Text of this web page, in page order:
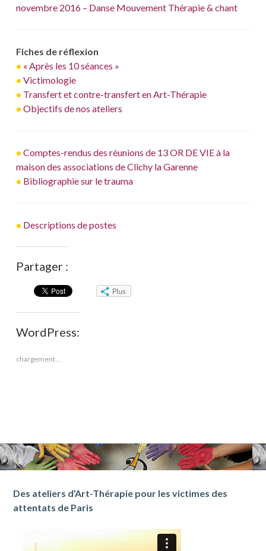
novembre 2016 – Danse Mouvement Thérapie & chant
Fiches de réflexion
• « Après les 10 séances »
• Victimologie
• Transfert et contre-transfert en Art-Thérapie
• Objectifs de nos ateliers
• Comptes-rendus des réunions de 13 OR DE VIE à la
maison des associations de Clichy la Garenne
• Bibliographie sur le trauma
• Descriptions de postes
Partager :
Plus
WordPress:
chargement…
Barre
subsidiaire
Des ateliers d’Art-Thérapie pour les victimes des
attentats de Paris